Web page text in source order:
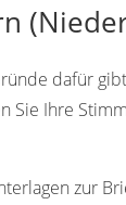
dafür
Ihre
zur